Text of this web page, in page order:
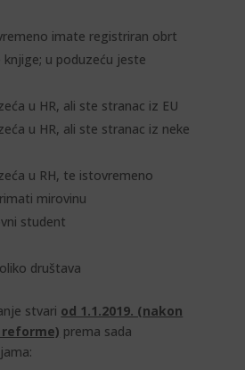
imate registriran obrt
u poduzeću jeste
u HR, ali ste stranac iz EU
u HR, ali ste stranac iz neke
u RH, te istovremeno
mirovinu
student
društava
stvari od 1.1.2019. (nakon
prema sada